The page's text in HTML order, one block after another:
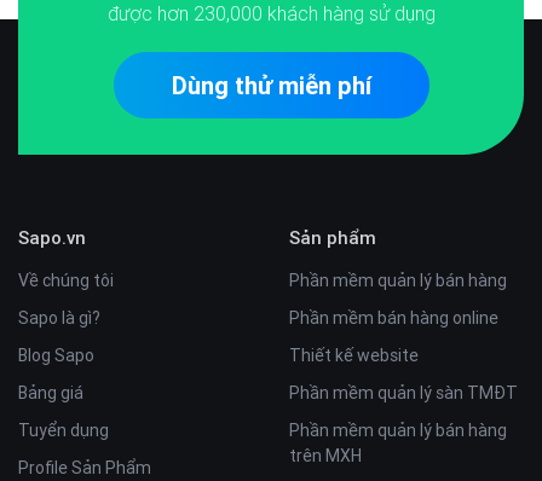
được hơn 230,000 khách hàng sử dụng
Dùng thử miễn phí
Sapo.vn
Về chúng tôi
Sapo là gì?
Blog Sapo
Bảng giá
Tuyển dụng
Profile Sản Phẩm
Sản phẩm
Phần mềm quản lý bán hàng
Phần mềm bán hàng online
Thiết kế website
Phần mềm quản lý sàn TMĐT
Phần mềm quản lý bán hàng
trên MXH